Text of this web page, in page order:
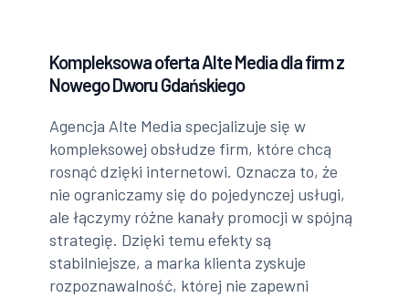
Kompleksowa oferta Alte Media dla firm z
Nowego Dworu Gdańskiego
Agencja Alte Media specjalizuje się w
kompleksowej obsłudze firm, które chcą
rosnąć dzięki internetowi. Oznacza to, że
nie ograniczamy się do pojedynczej usługi,
ale łączymy różne kanały promocji w spójną
strategię. Dzięki temu efekty są
stabilniejsze, a marka klienta zyskuje
rozpoznawalność, której nie zapewni